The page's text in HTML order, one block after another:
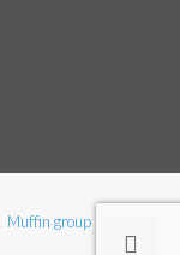
Muffin group